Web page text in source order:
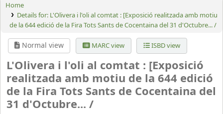
Home
Details for: L'Olivera i l'oli al comtat : [Exposició realitzada amb motiu
de la 644 edició de la Fira Tots Sants de Cocentaina del 31 d'Octubre... /
Normal view MARC view ISBD view
L'Olivera i l'oli al comtat : [Exposició
realitzada amb motiu de la 644 edició
de la Fira Tots Sants de Cocentaina del
31 d'Octubre... /